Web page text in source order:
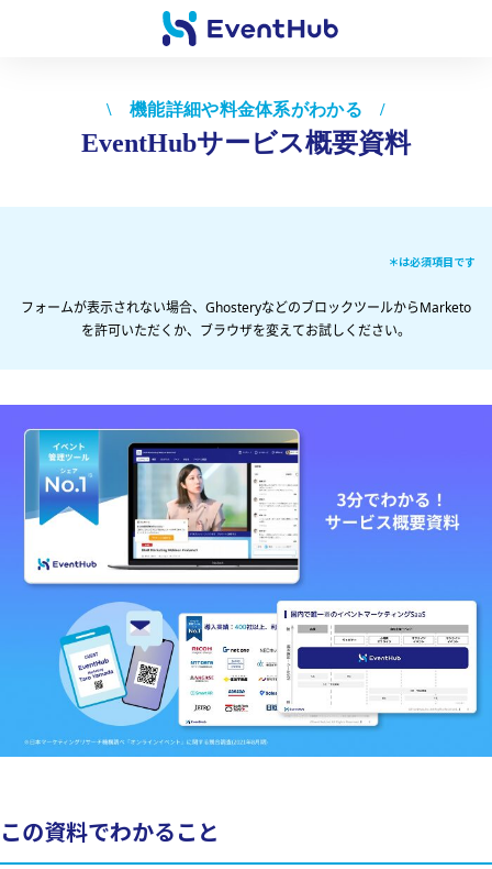
この資料でわかること
＊は必須項目です
フォームが表示されない場合、GhosteryなどのブロックツールからMarketo
を許可いただくか、ブラウザを変えてお試しください。
\ 機能詳細や料金体系がわかる /
EventHubサービス概要資料